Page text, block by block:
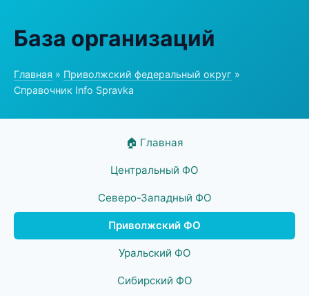
База организаций
Главная » Приволжский федеральный округ »
Справочник Info Spravka
🏠 Главная
Центральный ФО
Северо-Западный ФО
Приволжский ФО
Уральский ФО
Сибирский ФО